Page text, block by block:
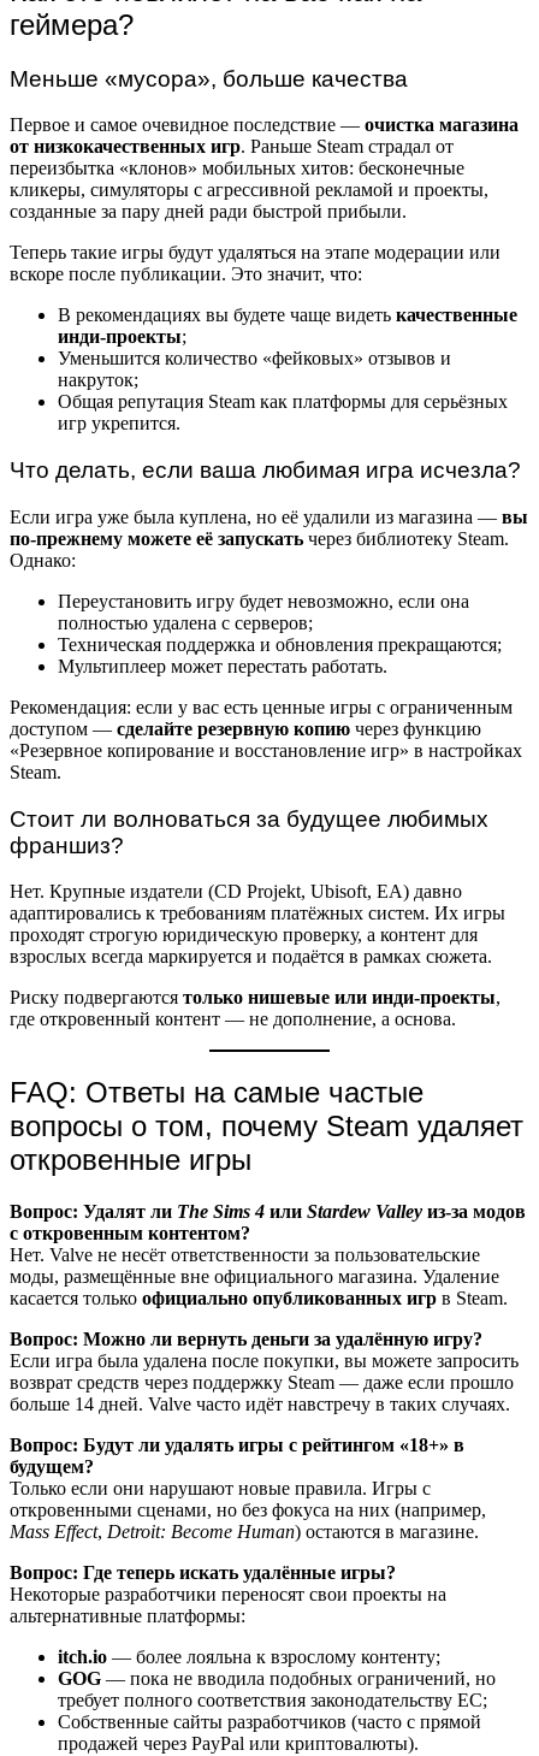
геймера?
Меньше «мусора», больше качества
Первое и самое очевидное последствие — очистка магазина
от низкокачественных игр. Раньше Steam страдал от
переизбытка «клонов» мобильных хитов: бесконечные
кликеры, симуляторы с агрессивной рекламой и проекты,
созданные за пару дней ради быстрой прибыли.
Теперь такие игры будут удаляться на этапе модерации или
вскоре после публикации. Это значит, что:
В рекомендациях вы будете чаще видеть качественные
инди-проекты;
Уменьшится количество «фейковых» отзывов и
накруток;
Общая репутация Steam как платформы для серьёзных
игр укрепится.
Что делать, если ваша любимая игра исчезла?
Если игра уже была куплена, но её удалили из магазина — вы
по-прежнему можете её запускать через библиотеку Steam.
Однако:
Переустановить игру будет невозможно, если она
полностью удалена с серверов;
Техническая поддержка и обновления прекращаются;
Мультиплеер может перестать работать.
Рекомендация: если у вас есть ценные игры с ограниченным
доступом — сделайте резервную копию через функцию
«Резервное копирование и восстановление игр» в настройках
Steam.
Стоит ли волноваться за будущее любимых
франшиз?
Нет. Крупные издатели (CD Projekt, Ubisoft, EA) давно
адаптировались к требованиям платёжных систем. Их игры
проходят строгую юридическую проверку, а контент для
взрослых всегда маркируется и подаётся в рамках сюжета.
Риску подвергаются только нишевые или инди-проекты,
где откровенный контент — не дополнение, а основа.
FAQ: Ответы на самые частые
вопросы о том, почему Steam удаляет
откровенные игры
Вопрос: Удалят ли The Sims 4 или Stardew Valley из-за модов
с откровенным контентом?
Нет. Valve не несёт ответственности за пользовательские
моды, размещённые вне официального магазина. Удаление
касается только официально опубликованных игр в Steam.
Вопрос: Можно ли вернуть деньги за удалённую игру?
Если игра была удалена после покупки, вы можете запросить
возврат средств через поддержку Steam — даже если прошло
больше 14 дней. Valve часто идёт навстречу в таких случаях.
Вопрос: Будут ли удалять игры с рейтингом «18+» в
будущем?
Только если они нарушают новые правила. Игры с
откровенными сценами, но без фокуса на них (например,
Mass Effect, Detroit: Become Human) остаются в магазине.
Вопрос: Где теперь искать удалённые игры?
Некоторые разработчики переносят свои проекты на
альтернативные платформы:
itch.io — более лояльна к взрослому контенту;
GOG — пока не вводила подобных ограничений, но
требует полного соответствия законодательству ЕС;
Собственные сайты разработчиков (часто с прямой
продажей через PayPal или криптовалюты).